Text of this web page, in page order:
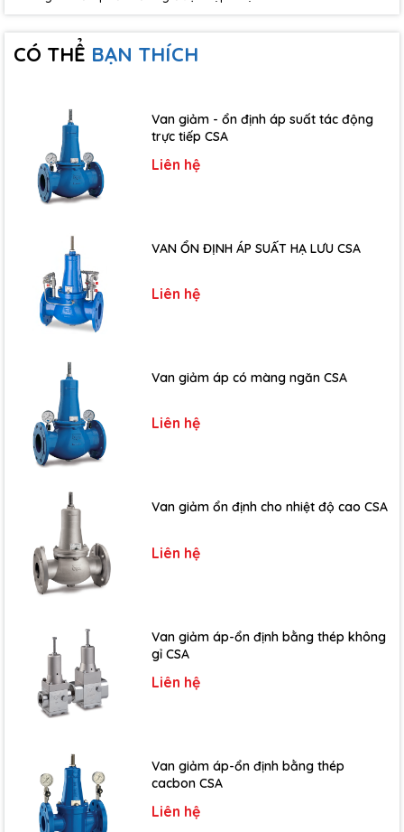
CÓ THỂ BẠN THÍCH
Van giảm - ổn định áp suất tác động
trực tiếp CSA
Liên hệ
VAN ỔN ĐỊNH ÁP SUẤT HẠ LƯU CSA
Liên hệ
Van giảm áp có màng ngăn CSA
Liên hệ
Van giảm ổn định cho nhiệt độ cao CSA
Liên hệ
Van giảm áp-ổn định bằng thép không
gỉ CSA
Liên hệ
Van giảm áp-ổn định bằng thép
cacbon CSA
Liên hệ